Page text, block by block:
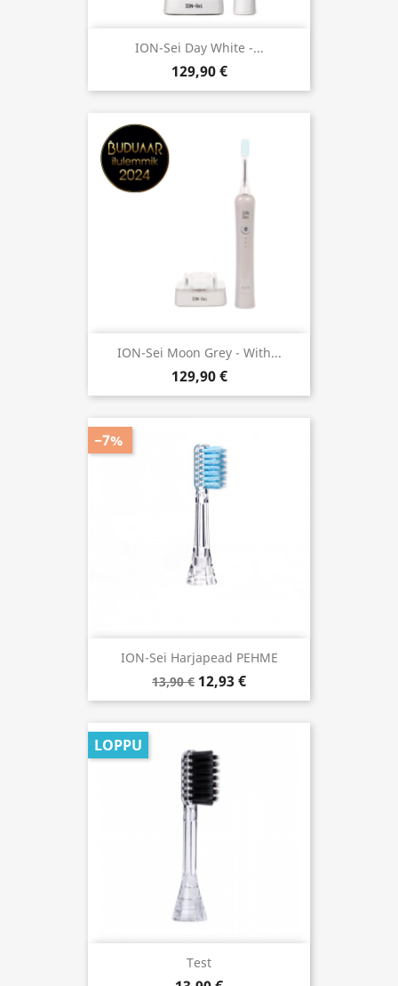
ION-Sei Day White -...
129,90 €
ION-Sei Moon Grey - With...
129,90 €
ION-Sei Harjapead PEHME
13,90 € 12,93 €
−7%
Test
LOPPU